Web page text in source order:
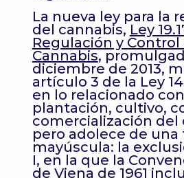
La nueva ley para la
del cannabis, Ley
Regulación y Control
Cannabis,
diciembre de 2013,
artículo 3 de la Ley
en lo relacionado
plantación, cultivo,
comercialización del
pero adolece de una
mayúscula: la
I, en la que la
de Viena de 1961